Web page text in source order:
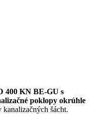
400 KN BE-GU s
poklopy okrúhle
šácht.